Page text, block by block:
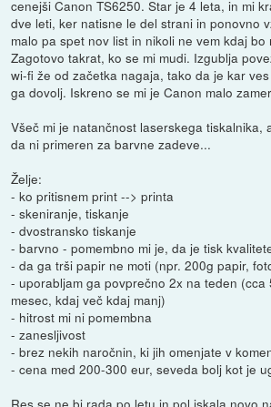
cenejši Canon TS6250. Star je 4 leta, in mi
dve leti, ker natisne le del strani in ponovno
malo pa spet nov list in nikoli ne vem kdaj
Zagotovo takrat, ko se mi mudi. Izgublja
wi-fi že od začetka nagaja, tako da je kar
ga dovolj. Iskreno se mi je Canon malo
Všeč mi je natančnost laserskega tiskalnika,
da ni primeren za barvne zadeve...
Želje:
- ko pritisnem print --> printa
- skeniranje, tiskanje
- dvostransko tiskanje
- barvno - pomembno mi je, da je tisk
- da ga trši papir ne moti (npr. 200g papir,
- uporabljam ga povprečno 2x na teden (cca
mesec, kdaj več kdaj manj)
- hitrost mi ni pomembna
- zanesljivost
- brez nekih naročnin, ki jih omenjate v
- cena med 200-300 eur, seveda bolj kot je
Res se ne bi rada po letu in pol iskala novo